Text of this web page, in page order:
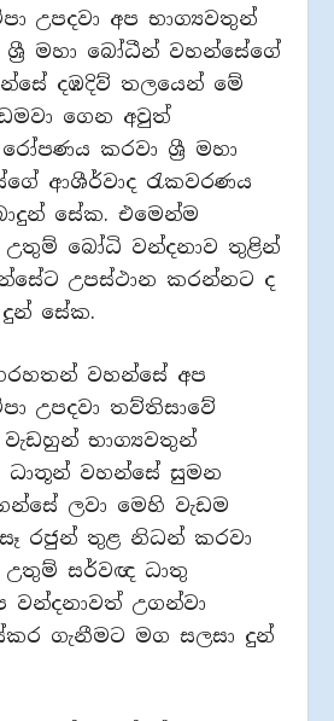
උපදවා අප භාග්‍යවතුන්
මහා බෝධීන් වහන්සේගේ
දඹදිව් තලයෙන් මේ
ගෙන අවුත්
කරවා ශ්‍රී මහා
ආශීර්වාද රැකවරණය
සේක. එමෙන්ම
උතුම් බෝධි වන්දනාව තුළින්
උපස්ථාන කරන්නට ද
දුන් සේක.
වහන්සේ අප
උපදවා තව්තිසාවේ
භාග්‍යවතුන්
ධාතූන් වහන්සේ සුමන
ලවා මෙහි වැඩම
සෑ රජුන් තුළ නිධන් කරවා
උතුම් සර්වඥ ධාතු
වන්දනාවත් උගන්වා
ගැනීමට මග සලසා දුන්